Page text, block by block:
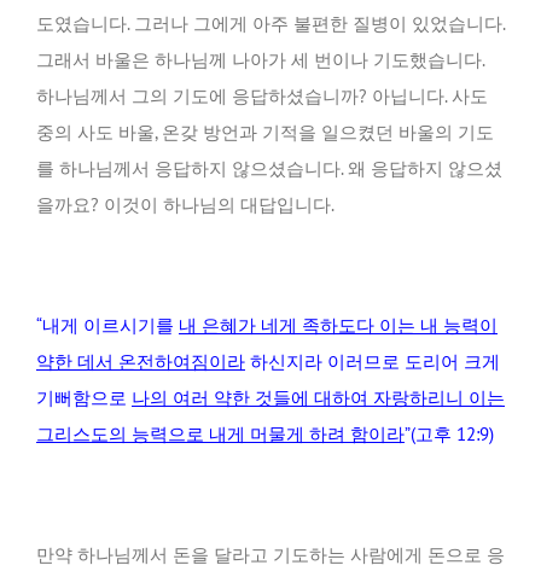
도였습니다. 그러나 그에게 아주 불편한 질병이 있었습니다.
그래서 바울은 하나님께 나아가 세 번이나 기도했습니다.
하나님께서 그의 기도에 응답하셨습니까? 아닙니다. 사도
중의 사도 바울, 온갖 방언과 기적을 일으켰던 바울의 기도
를 하나님께서 응답하지 않으셨습니다. 왜 응답하지 않으셨
을까요? 이것이 하나님의 대답입니다.
“내게 이르시기를 내 은혜가 네게 족하도다 이는 내 능력이
약한 데서 온전하여짐이라 하신지라 이러므로 도리어 크게
기뻐함으로 나의 여러 약한 것들에 대하여 자랑하리니 이는
그리스도의 능력으로 내게 머물게 하려 함이라”(고후 12:9)
만약 하나님께서 돈을 달라고 기도하는 사람에게 돈으로 응